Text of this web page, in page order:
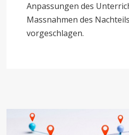
Anpassungen des
Massnahmen des
vorgeschlagen.